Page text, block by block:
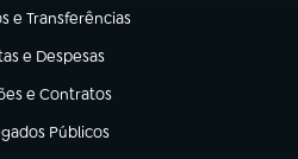
e Transferências
aba)
e Despesas
nova aba)
e Contratos
nova aba)
Públicos
nova aba)